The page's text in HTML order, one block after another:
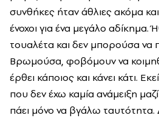
συνθήκες ήταν άθλιες ακόμα
ένοχοι για ένα μεγάλο αδίκημα.
τουαλέτα και δεν μπορούσα να
Βρωμούσα, φοβόμουν να
έρθει κάποιος και κάνει κάτι.
που δεν έχω καμία ανάμειξη
πάει μόνο να βγάλω ταυτότητα.